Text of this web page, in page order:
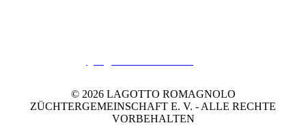
© 2026 LAGOTTO ROMAGNOLO
ZÜCHTERGEMEINSCHAFT E. V. - ALLE RECHTE
VORBEHALTEN